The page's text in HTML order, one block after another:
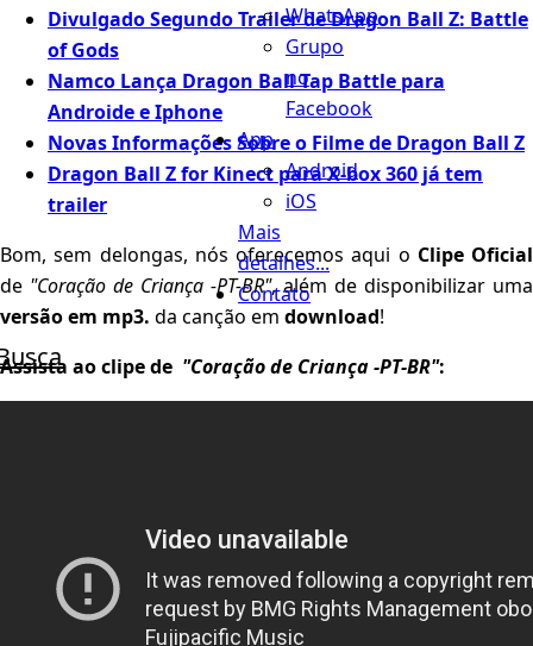
WhatsApp
Grupo
no
Facebook
App
Android
iOS
Mais
detalhes...
Contato
Divulgado Segundo Trailer de Dragon Ball Z: Battle
of Gods
Namco Lança Dragon Ball Tap Battle para
Androide e Iphone
Novas Informações Sobre o Filme de Dragon Ball Z
Dragon Ball Z for Kinect para X-box 360 já tem
trailer
Bom, sem delongas, nós oferecemos aqui o Clipe Oficial
de "Coração de Criança -PT-BR", além de disponibilizar uma
versão em mp3. da canção em download!
Assista ao clipe de "Coração de Criança -PT-BR":